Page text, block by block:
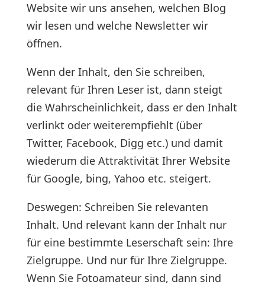
Website wir uns ansehen, welchen Blog
wir lesen und welche Newsletter wir
öffnen.
Wenn der Inhalt, den Sie schreiben,
relevant für Ihren Leser ist, dann steigt
die Wahrscheinlichkeit, dass er den Inhalt
verlinkt oder weiterempfiehlt (über
Twitter, Facebook, Digg etc.) und damit
wiederum die Attraktivität Ihrer Website
für Google, bing, Yahoo etc. steigert.
Deswegen: Schreiben Sie relevanten
Inhalt. Und relevant kann der Inhalt nur
für eine bestimmte Leserschaft sein: Ihre
Zielgruppe. Und nur für Ihre Zielgruppe.
Wenn Sie Fotoamateur sind, dann sind